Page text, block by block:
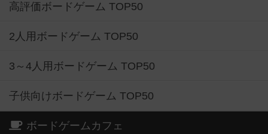
高評価ボードゲーム TOP50
2人用ボードゲーム TOP50
3～4人用ボードゲーム TOP50
子供向けボードゲーム TOP50
ボードゲームカフェ